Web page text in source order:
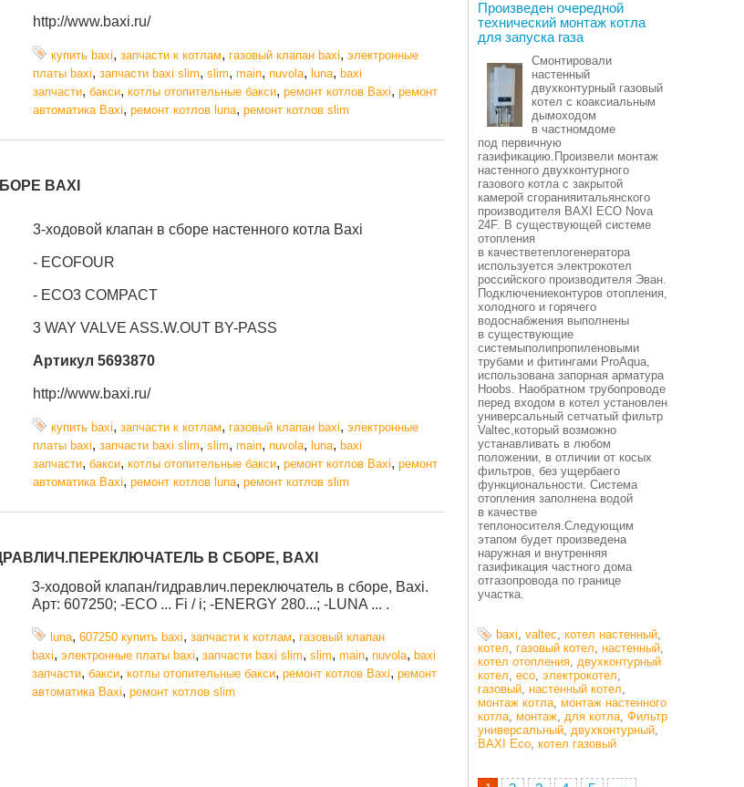
http://www.baxi.ru/
купить baxi, запчасти к котлам, газовый клапан baxi, электронные
платы baxi, запчасти baxi slim, slim, main, nuvola, luna, baxi
запчасти, бакси, котлы отопительные бакси, ремонт котлов Baxi, ремонт
автоматика Baxi, ремонт котлов luna, ремонт котлов slim
BAXI
3-ходовой клапан в сборе настенного котла Baxi
- ECOFOUR
- ECO3 COMPACT
3 WAY VALVE ASS.W.OUT BY-PASS
Артикул 5693870
http://www.baxi.ru/
купить baxi, запчасти к котлам, газовый клапан baxi, электронные
платы baxi, запчасти baxi slim, slim, main, nuvola, luna, baxi
запчасти, бакси, котлы отопительные бакси, ремонт котлов Baxi, ремонт
автоматика Baxi, ремонт котлов luna, ремонт котлов slim
В СБОРЕ, BAXI
3-ходовой клапан/гидравлич.переключатель в сборе, Baxi.
Арт: 607250; -ECO ... Fi / i; -ENERGY 280...; -LUNA ... .
luna, 607250 купить baxi, запчасти к котлам, газовый клапан
baxi, электронные платы baxi, запчасти baxi slim, slim, main, nuvola, baxi
запчасти, бакси, котлы отопительные бакси, ремонт котлов Baxi, ремонт
автоматика Baxi, ремонт котлов slim
Произведен очередной
технический монтаж котла
для запуска газа
Смонтировали
настенный
двухконтурный газовый
котел с коаксиальным
дымоходом
в частномдоме
под первичную
газификацию.Произвели монтаж
настенного двухконтурного
газового котла с закрытой
камерой сгоранияитальянского
производителя BAXI ECO Nova
24F. В существующей системе
отопления
в качестветеплогенератора
используется электрокотел
российского производителя Эван.
Подключениеконтуров отопления,
холодного и горячего
водоснабжения выполнены
в существующие
системыполипропиленовыми
трубами и фитингами ProAqua,
использована запорная арматура
Hoobs. Наобратном трубопроводе
перед входом в котел установлен
универсальный сетчатый фильтр
Valtec,который возможно
устанавливать в любом
положении, в отличии от косых
фильтров, без ущербаего
функциональности. Система
отопления заполнена водой
в качестве
теплоносителя.Следующим
этапом будет произведена
наружная и внутренняя
газификация частного дома
отгазопровода по границе
участка.
baxi, valtec, котел настенный,
котел, газовый котел, настенный,
котел отопления, двухконтурный
котел, eco, электрокотел,
газовый, настенный котел,
монтаж котла, монтаж настенного
котла, монтаж, для котла, Фильтр
универсальный, двухконтурный,
BAXI Eco, котел газовый